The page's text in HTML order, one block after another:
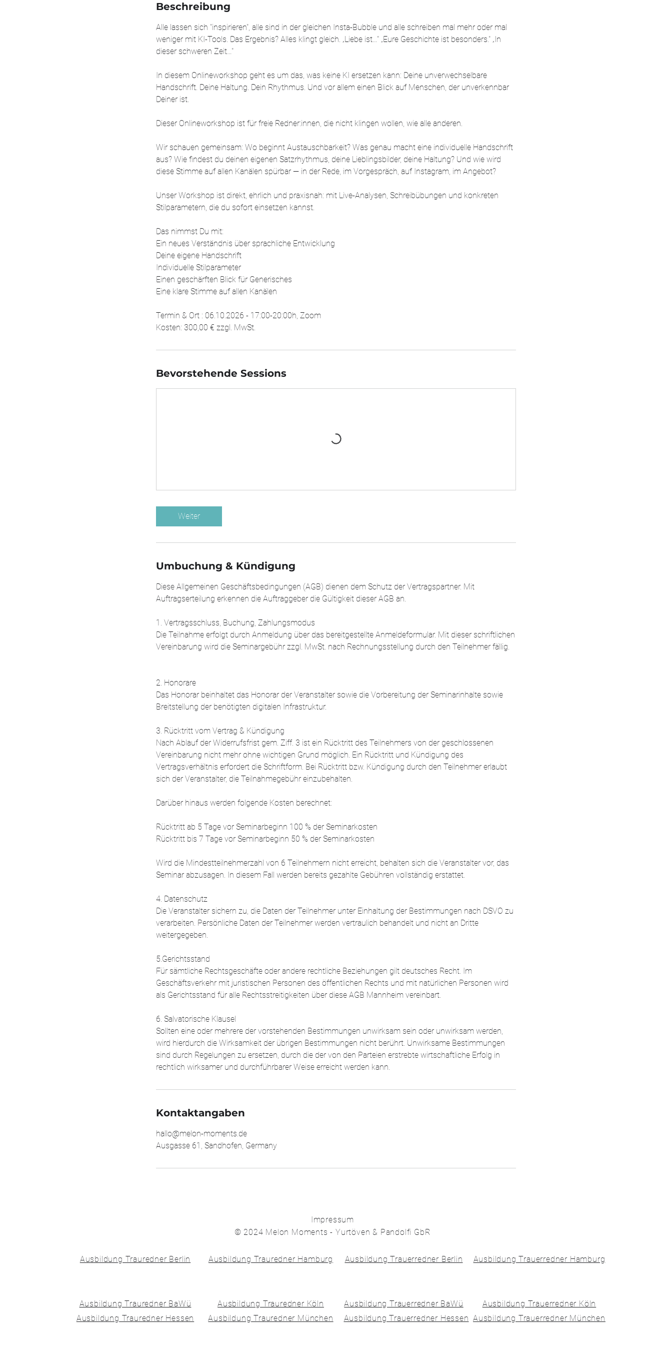
:
O
k
.
Beschreibung
Alle lassen sich "inspirieren", alle sind in der gleichen Insta-Bubble und alle schreiben mal mehr oder mal
weniger mit KI-Tools. Das Ergebnis? Alles klingt gleich. „Liebe ist…" „Eure Geschichte ist besonders." „In
dieser schweren Zeit…"
In diesem Onlineworkshop geht es um das, was keine KI ersetzen kann: Deine unverwechselbare
Handschrift. Deine Haltung. Dein Rhythmus. Und vor allem einen Blick auf Menschen, der unverkennbar
Deiner ist.
Dieser Onlineworkshop ist für freie Redner:innen, die nicht klingen wollen, wie alle anderen.
Wir schauen gemeinsam: Wo beginnt Austauschbarkeit? Was genau macht eine individuelle Handschrift
aus? Wie findest du deinen eigenen Satzrhythmus, deine Lieblingsbilder, deine Haltung? Und wie wird
diese Stimme auf allen Kanälen spürbar — in der Rede, im Vorgespräch, auf Instagram, im Angebot?
Unser Workshop ist direkt, ehrlich und praxisnah: mit Live-Analysen, Schreibübungen und konkreten
Stilparametern, die du sofort einsetzen kannst.
Das nimmst Du mit:
Ein neues Verständnis über sprachliche Entwicklung
Deine eigene Handschrift
Individuelle Stilparameter
Einen geschärften Blick für Generisches
Eine klare Stimme auf allen Kanälen
Termin & Ort : 06.10.2026 - 17:00-20:00h, Zoom
Kosten: 300,00 € zzgl. MwSt.
Bevorstehende Sessions
Weiter
Umbuchung & Kündigung
Diese Allgemeinen Geschäftsbedingungen (AGB) dienen dem Schutz der Vertragspartner. Mit
Auftragserteilung erkennen die Auftraggeber die Gültigkeit dieser AGB an.
1. Vertragsschluss, Buchung, Zahlungsmodus
Die Teilnahme erfolgt durch Anmeldung über das bereitgestellte Anmeldeformular. Mit dieser schriftlichen
Vereinbarung wird die Seminargebühr zzgl. MwSt. nach Rechnungsstellung durch den Teilnehmer fällig.
2. Honorare
Das Honorar beinhaltet das Honorar der Veranstalter sowie die Vorbereitung der Seminarinhalte sowie
Breitstellung der benötigten digitalen Infrastruktur.
3. Rücktritt vom Vertrag & Kündigung
Nach Ablauf der Widerrufsfrist gem. Ziff. 3 ist ein Rücktritt des Teilnehmers von der geschlossenen
Vereinbarung nicht mehr ohne wichtigen Grund möglich. Ein Rücktritt und Kündigung des
Vertragsverhältnis erfordert die Schriftform. Bei Rücktritt bzw. Kündigung durch den Teilnehmer erlaubt
sich der Veranstalter, die Teilnahmegebühr einzubehalten.
Darüber hinaus werden folgende Kosten berechnet:
Rücktritt ab 5 Tage vor Seminarbeginn 100 % der Seminarkosten
Rücktritt bis 7 Tage vor Seminarbeginn 50 % der Seminarkosten
Wird die Mindestteilnehmerzahl von 6 Teilnehmern nicht erreicht, behalten sich die Veranstalter vor, das
Seminar abzusagen. In diesem Fall werden bereits gezahlte Gebühren vollständig erstattet.
4. Datenschutz
Die Veranstalter sichern zu, die Daten der Teilnehmer unter Einhaltung der Bestimmungen nach DSVO zu
verarbeiten. Persönliche Daten der Teilnehmer werden vertraulich behandelt und nicht an Dritte
weitergegeben.
5.Gerichtsstand
Für sämtliche Rechtsgeschäfte oder andere rechtliche Beziehungen gilt deutsches Recht. Im
Geschäftsverkehr mit juristischen Personen des öffentlichen Rechts und mit natürlichen Personen wird
als Gerichtsstand für alle Rechtsstreitigkeiten über diese AGB Mannheim vereinbart.
6. Salvatorische Klausel
Sollten eine oder mehrere der vorstehenden Bestimmungen unwirksam sein oder unwirksam werden,
wird hierdurch die Wirksamkeit der übrigen Bestimmungen nicht berührt. Unwirksame Bestimmungen
sind durch Regelungen zu ersetzen, durch die der von den Parteien erstrebte wirtschaftliche Erfolg in
rechtlich wirksamer und durchführbarer Weise erreicht werden kann.
Kontaktangaben
hallo@melon-moments.de
Ausgasse 61, Sandhofen, Germany
Impressum
© 2024 Melon Moments - Yurtöven & Pandolfi GbR
Ausbildung Trauredner Berlin Ausbildung Trauredner Hamburg Ausbildung Trauerredner Berlin Ausbildung Trauerredner Hamburg
Ausbildung Trauredner BaWü Ausbildung Trauredner Köln Ausbildung Trauerredner BaWü
Ausbildung Trauerredner Köln
Ausbildung Trauredner Hessen
Ausbildung Trauredner München Ausbildung Trauerredner Hessen Ausbildung Trauerredner München